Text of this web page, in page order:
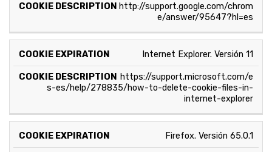
http://support.google.com/chrom
e/answer/95647?hl=es
Internet Explorer. Versión 11
https://support.microsoft.com/e
s-es/help/278835/how-to-delete-cookie-files-in-
internet-explorer
Firefox. Versión 65.0.1